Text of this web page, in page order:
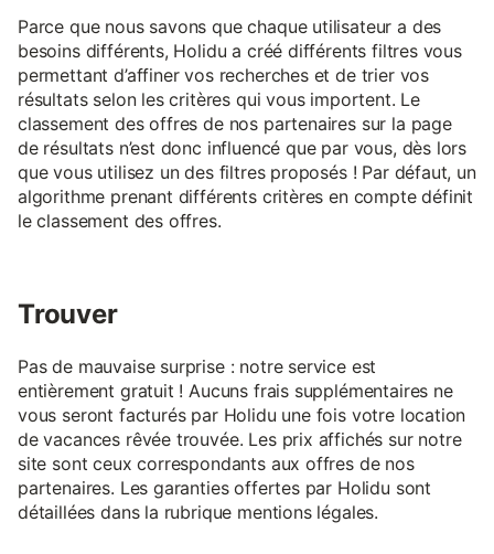
Parce que nous savons que chaque utilisateur a des
besoins différents, Holidu a créé différents filtres vous
permettant d’affiner vos recherches et de trier vos
résultats selon les critères qui vous importent. Le
classement des offres de nos partenaires sur la page
de résultats n’est donc influencé que par vous, dès lors
que vous utilisez un des filtres proposés ! Par défaut, un
algorithme prenant différents critères en compte définit
le classement des offres.
Trouver
Pas de mauvaise surprise : notre service est
entièrement gratuit ! Aucuns frais supplémentaires ne
vous seront facturés par Holidu une fois votre location
de vacances rêvée trouvée. Les prix affichés sur notre
site sont ceux correspondants aux offres de nos
partenaires. Les garanties offertes par Holidu sont
détaillées dans la rubrique mentions légales.